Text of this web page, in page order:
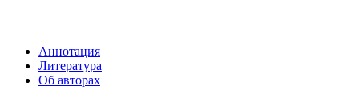
Аннотация
Литература
Об авторах